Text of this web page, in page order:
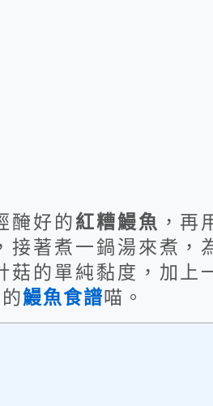
醃好的 紅糟鰻魚 ，再
接著煮一鍋湯來煮，
菇的單純黏度，加上
鰻魚食譜喵。